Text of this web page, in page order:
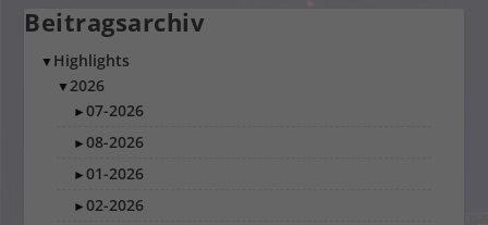
Beitragsarchiv
▼ Highlights
▼2026
►07-2026
►08-2026
►01-2026
►02-2026